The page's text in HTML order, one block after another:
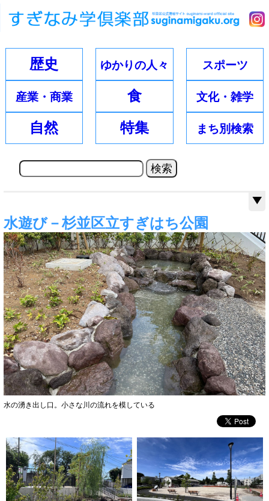
歴史 ゆかりの人々 スポーツ
産業・ 商業 食 文化・雑学
自然 特集 まち別検索
水遊び－杉並区立すぎはち公園
水の湧き出し口。小さな川の流れを模している